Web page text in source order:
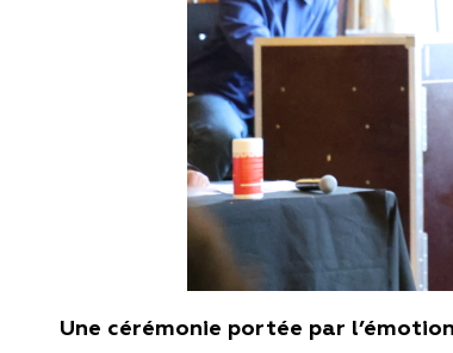
Une cérémonie portée par